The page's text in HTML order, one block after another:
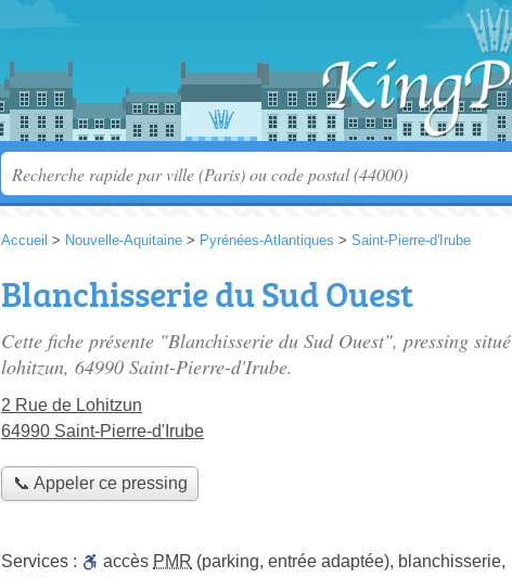
Accueil > Nouvelle-Aquitaine > Pyrénées-Atlantiques > Saint-Pierre-d'Irube
Blanchisserie du Sud Ouest
Cette fiche présente "Blanchisserie du Sud Ouest", pressing situé
lohitzun, 64990 Saint-Pierre-d'Irube.
2 Rue de Lohitzun
64990 Saint-Pierre-d'Irube
📞 Appeler ce pressing
Services : accès PMR (parking, entrée adaptée), blanchisserie,